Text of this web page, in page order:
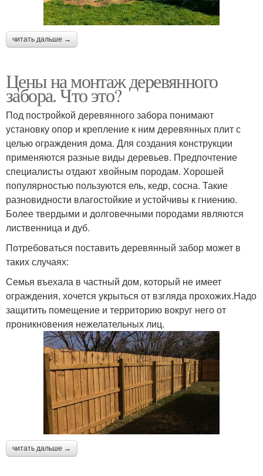
читать дальше →
Цены на монтаж деревянного
забора. Что это?
Под постройкой деревянного забора понимают
установку опор и крепление к ним деревянных плит с
целью ограждения дома. Для создания конструкции
применяются разные виды деревьев. Предпочтение
специалисты отдают хвойным породам. Хорошей
популярностью пользуются ель, кедр, сосна. Такие
разновидности влагостойкие и устойчивы к гниению.
Более твердыми и долговечными породами являются
лиственница и дуб.
Потребоваться поставить деревянный забор может в
таких случаях:
Семья въехала в частный дом, который не имеет
ограждения, хочется укрыться от взгляда прохожих.Надо
защитить помещение и территорию вокруг него от
проникновения нежелательных лиц.
читать дальше →